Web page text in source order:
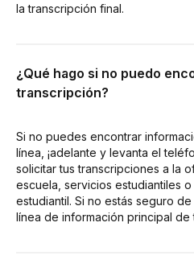
la transcripción final.
¿Qué hago si no puedo
transcripción?
Si no puedes encontrar
línea, ¡adelante y levanta el
solicitar tus transcripciones a la
escuela, servicios estudiantiles
estudiantil. Si no estás seguro
línea de información principal de